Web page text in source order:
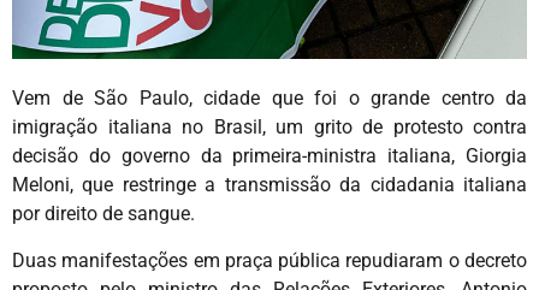
Vem de São Paulo, cidade que foi o grande centro da
imigração italiana no Brasil, um grito de protesto contra
decisão do governo da primeira-ministra italiana, Giorgia
Meloni, que restringe a transmissão da cidadania italiana
por direito de sangue.
Duas manifestações em praça pública repudiaram o decreto